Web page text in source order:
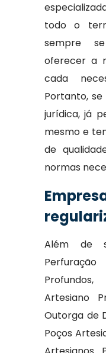
todo o
sempre
oferecer a
cada
Portanto,
jurídica, já
mesmo e
de
normas
Além de
Artesiano
Outorga de
Poços